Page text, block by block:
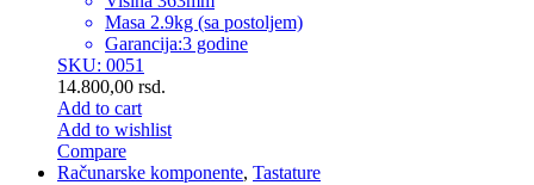
Masa 2.9kg (sa postoljem)
Garancija:3 godine
SKU: 0051
14.800,00 rsd.
Add to cart
Add to wishlist
Compare
Računarske komponente, Tastature